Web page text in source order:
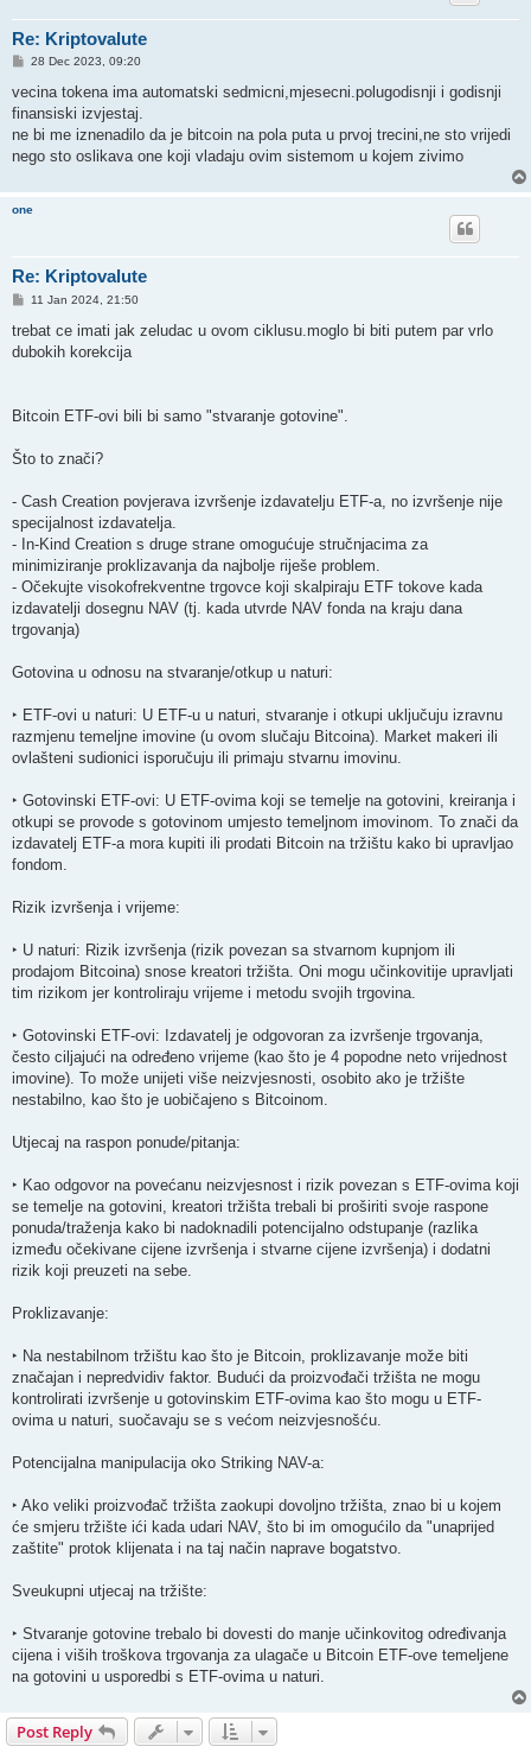
Re: Kriptovalute
P
s
28 Dec 2023, 09:20
vecina tokena ima automatski sedmicni,mjesecni.polugodisnji i godisnji
finansiski izvjestaj.
ne bi me iznenadilo da je bitcoin na pola puta u prvoj trecini,ne sto vrijedi
nego sto oslikava one koji vladaju ovim sistemom u kojem zivimo
one
Re: Kriptovalute
P
s
11 Jan 2024, 21:50
trebat ce imati jak zeludac u ovom ciklusu.moglo bi biti putem par vrlo
dubokih korekcija
Bitcoin ETF-ovi bili bi samo "stvaranje gotovine".
Što to znači?
- Cash Creation povjerava izvršenje izdavatelju ETF-a, no izvršenje nije
specijalnost izdavatelja.
- In-Kind Creation s druge strane omogućuje stručnjacima za
minimiziranje proklizavanja da najbolje riješe problem.
- Očekujte visokofrekventne trgovce koji skalpiraju ETF tokove kada
izdavatelji dosegnu NAV (tj. kada utvrde NAV fonda na kraju dana
trgovanja)
Gotovina u odnosu na stvaranje/otkup u naturi:
‣ ETF-ovi u naturi: U ETF-u u naturi, stvaranje i otkupi uključuju izravnu
razmjenu temeljne imovine (u ovom slučaju Bitcoina). Market makeri ili
ovlašteni sudionici isporučuju ili primaju stvarnu imovinu.
‣ Gotovinski ETF-ovi: U ETF-ovima koji se temelje na gotovini, kreiranja i
otkupi se provode s gotovinom umjesto temeljnom imovinom. To znači da
izdavatelj ETF-a mora kupiti ili prodati Bitcoin na tržištu kako bi upravljao
fondom.
Rizik izvršenja i vrijeme:
‣ U naturi: Rizik izvršenja (rizik povezan sa stvarnom kupnjom ili
prodajom Bitcoina) snose kreatori tržišta. Oni mogu učinkovitije upravljati
tim rizikom jer kontroliraju vrijeme i metodu svojih trgovina.
‣ Gotovinski ETF-ovi: Izdavatelj je odgovoran za izvršenje trgovanja,
često ciljajući na određeno vrijeme (kao što je 4 popodne neto vrijednost
imovine). To može unijeti više neizvjesnosti, osobito ako je tržište
nestabilno, kao što je uobičajeno s Bitcoinom.
Utjecaj na raspon ponude/pitanja:
‣ Kao odgovor na povećanu neizvjesnost i rizik povezan s ETF-ovima koji
se temelje na gotovini, kreatori tržišta trebali bi proširiti svoje raspone
ponuda/traženja kako bi nadoknadili potencijalno odstupanje (razlika
između očekivane cijene izvršenja i stvarne cijene izvršenja) i dodatni
rizik koji preuzeti na sebe.
Proklizavanje:
‣ Na nestabilnom tržištu kao što je Bitcoin, proklizavanje može biti
značajan i nepredvidiv faktor. Budući da proizvođači tržišta ne mogu
kontrolirati izvršenje u gotovinskim ETF-ovima kao što mogu u ETF-
ovima u naturi, suočavaju se s većom neizvjesnošću.
Potencijalna manipulacija oko Striking NAV-a:
‣ Ako veliki proizvođač tržišta zaokupi dovoljno tržišta, znao bi u kojem
će smjeru tržište ići kada udari NAV, što bi im omogućilo da "unaprijed
zaštite" protok klijenata i na taj način naprave bogatstvo.
Sveukupni utjecaj na tržište:
‣ Stvaranje gotovine trebalo bi dovesti do manje učinkovitog određivanja
cijena i viših troškova trgovanja za ulagače u Bitcoin ETF-ove temeljene
na gotovini u usporedbi s ETF-ovima u naturi.
Post Reply